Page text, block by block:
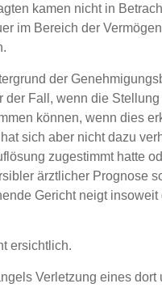
kamen nicht in
im Bereich der
der
der Fall, wenn die
können, wenn dies
sich aber nicht dazu
zugestimmt hatte
ärztlicher Prognose
Gericht neigt
ersichtlich.
Verletzung eines